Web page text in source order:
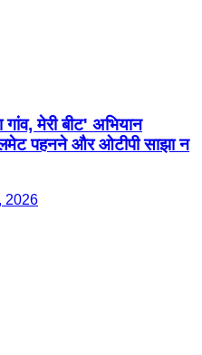
मेरी बीट' अभियान
पहनने और ओटीपी साझा न
2026